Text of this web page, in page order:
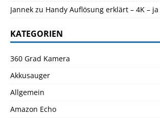
Jannek zu Handy Auflösung erklärt – 4K –
KATEGORIEN
360 Grad Kamera
Akkusauger
Allgemein
Amazon Echo